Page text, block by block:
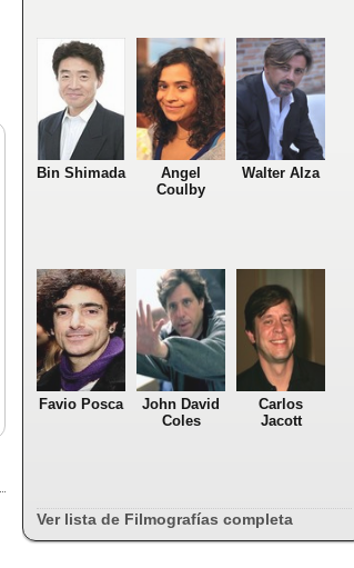
Bin Shimada
Angel
Coulby
Walter Alza
Favio Posca
John David
Coles
Carlos
Jacott
Ver lista de Filmografías completa